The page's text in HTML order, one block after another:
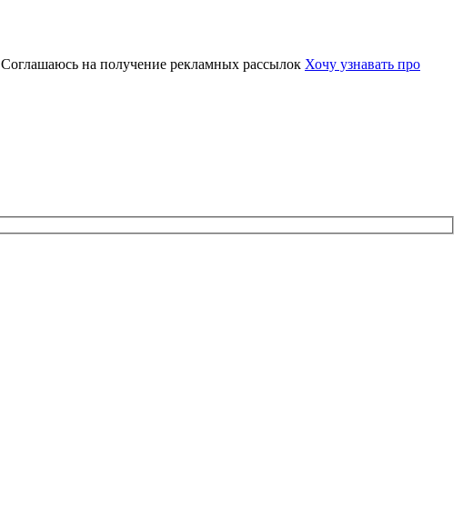
Соглашаюсь на получение рекламных рассылок Хочу узнавать про